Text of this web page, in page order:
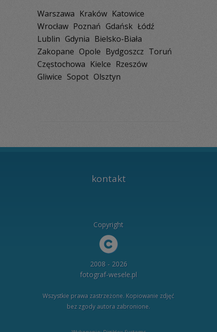
Warszawa Kraków Katowice
Wrocław Poznań Gdańsk Łódź
Lublin Gdynia Bielsko-Biała
Zakopane Opole Bydgoszcz Toruń
Częstochowa Kielce Rzeszów
Gliwice Sopot Olsztyn
kontakt
Copyright
2008 - 2026
fotograf-wesele.pl
Wszystkie prawa zastrzeżone. Kopiowanie zdjęć
bez zgody autora zabronione.